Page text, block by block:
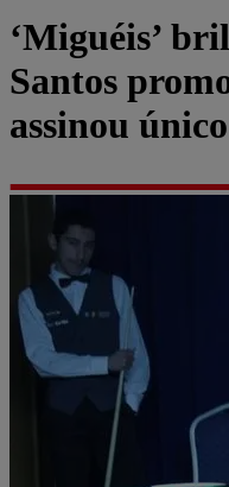
‘Miguéis’
Santos
assinou